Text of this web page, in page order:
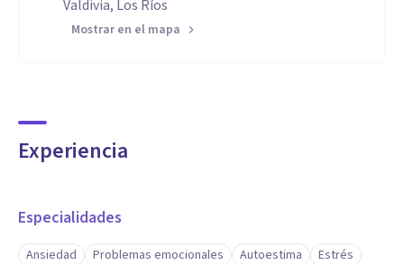
Valdivia, Los Ríos
Mostrar en el mapa
Experiencia
Especialidades
Ansiedad Problemas emocionales Autoestima
Estrés